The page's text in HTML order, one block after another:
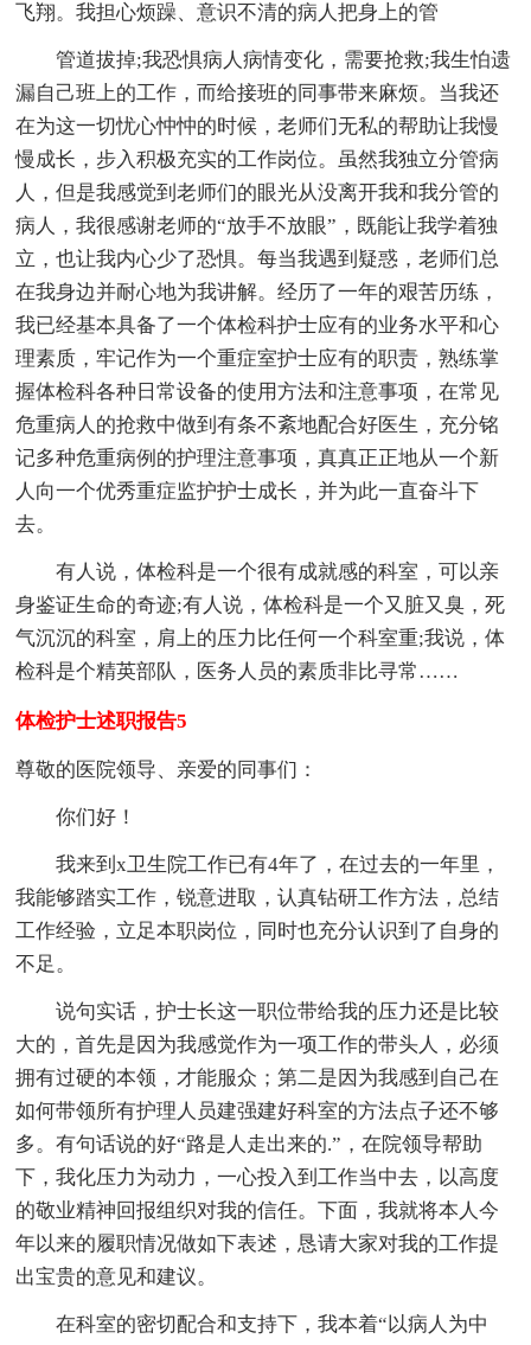
飞翔。我担心烦躁、意识不清的病人把身上的管
管道拔掉;我恐惧病人病情变化，需要抢救;我生怕遗
漏自己班上的工作，而给接班的同事带来麻烦。当我还
在为这一切忧心忡忡的时候，老师们无私的帮助让我慢
慢成长，步入积极充实的工作岗位。虽然我独立分管病
人，但是我感觉到老师们的眼光从没离开我和我分管的
病人，我很感谢老师的“放手不放眼”，既能让我学着独
立，也让我内心少了恐惧。每当我遇到疑惑，老师们总
在我身边并耐心地为我讲解。经历了一年的艰苦历练，
我已经基本具备了一个体检科护士应有的业务水平和心
理素质，牢记作为一个重症室护士应有的职责，熟练掌
握体检科各种日常设备的使用方法和注意事项，在常见
危重病人的抢救中做到有条不紊地配合好医生，充分铭
记多种危重病例的护理注意事项，真真正正地从一个新
人向一个优秀重症监护护士成长，并为此一直奋斗下
去。
有人说，体检科是一个很有成就感的科室，可以亲
身鉴证生命的奇迹;有人说，体检科是一个又脏又臭，死
气沉沉的科室，肩上的压力比任何一个科室重;我说，体
检科是个精英部队，医务人员的素质非比寻常……
体检护士述职报告5
尊敬的医院领导、亲爱的同事们：
你们好！
我来到x卫生院工作已有4年了，在过去的一年里，
我能够踏实工作，锐意进取，认真钻研工作方法，总结
工作经验，立足本职岗位，同时也充分认识到了自身的
不足。
说句实话，护士长这一职位带给我的压力还是比较
大的，首先是因为我感觉作为一项工作的带头人，必须
拥有过硬的本领，才能服众；第二是因为我感到自己在
如何带领所有护理人员建强建好科室的方法点子还不够
多。有句话说的好“路是人走出来的.”，在院领导帮助
下，我化压力为动力，一心投入到工作当中去，以高度
的敬业精神回报组织对我的信任。下面，我就将本人今
年以来的履职情况做如下表述，恳请大家对我的工作提
出宝贵的意见和建议。
在科室的密切配合和支持下，我本着“以病人为中